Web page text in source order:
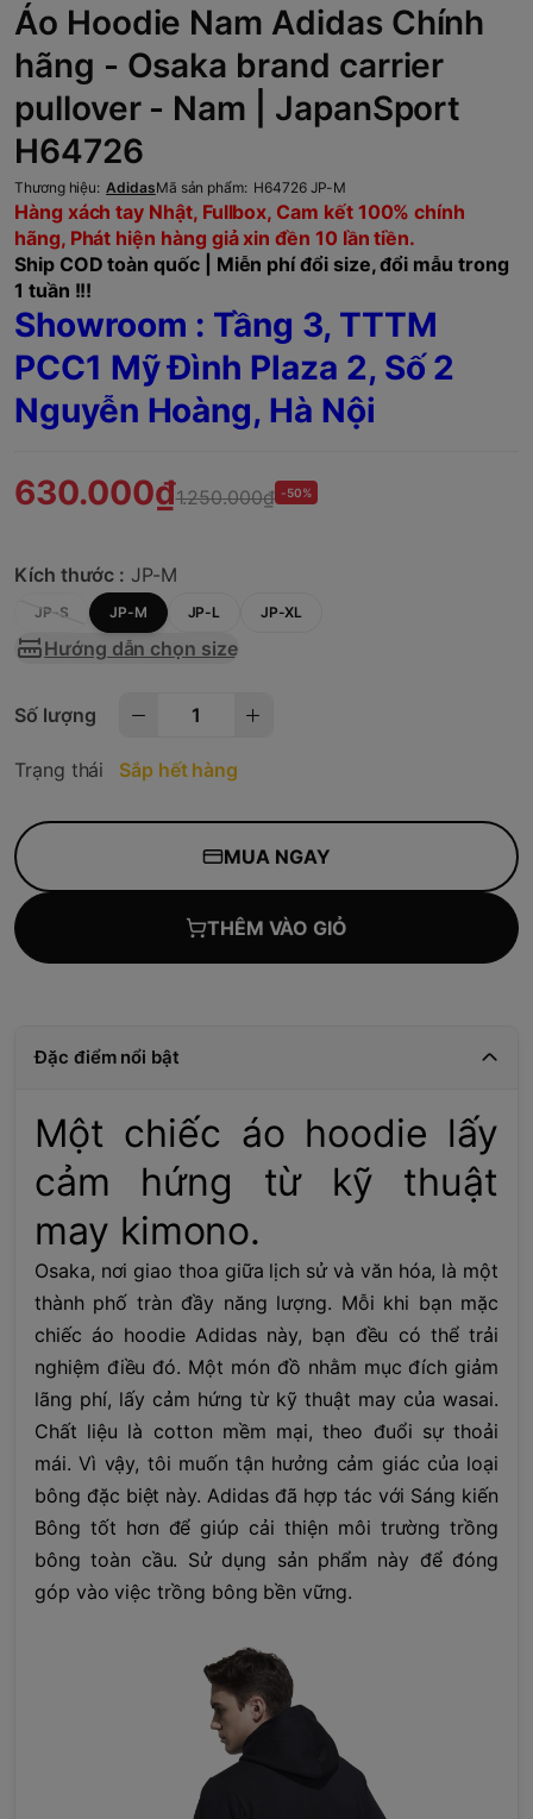
Áo Hoodie Nam Adidas Chính
hãng - Osaka brand carrier
pullover - Nam | JapanSport
H64726
Thương hiệu: AdidasMã sản phẩm: H64726 JP-M
Hàng xách tay Nhật, Fullbox, Cam kết 100% chính
hãng, Phát hiện hàng giả xin đền 10 lần tiền.
Ship COD toàn quốc | Miễn phí đổi size, đổi mẫu trong
1 tuần !!!
Showroom : Tầng 3, TTTM
PCC1 Mỹ Đình Plaza 2, Số 2
Nguyễn Hoàng, Hà Nội
630.000₫1.250.000₫ -50%
Kích thước : JP-M
JP-S JP-M JP-L JP-XL
Hướng dẫn chọn size
Số lượng
Trạng thái Sắp hết hàng
MUA NGAY
THÊM VÀO GIỎ
Đặc điểm nổi bật
Một chiếc áo hoodie lấy
cảm hứng từ kỹ thuật
may kimono.
Osaka, nơi giao thoa giữa lịch sử và văn hóa, là một
thành phố tràn đầy năng lượng. Mỗi khi bạn mặc
chiếc áo hoodie Adidas này, bạn đều có thể trải
nghiệm điều đó. Một món đồ nhằm mục đích giảm
lãng phí, lấy cảm hứng từ kỹ thuật may của wasai.
Chất liệu là cotton mềm mại, theo đuổi sự thoải
mái. Vì vậy, tôi muốn tận hưởng cảm giác của loại
bông đặc biệt này. Adidas đã hợp tác với Sáng kiến
​​Bông tốt hơn để giúp cải thiện môi trường trồng
bông toàn cầu. Sử dụng sản phẩm này để đóng
góp vào việc trồng bông bền vững.